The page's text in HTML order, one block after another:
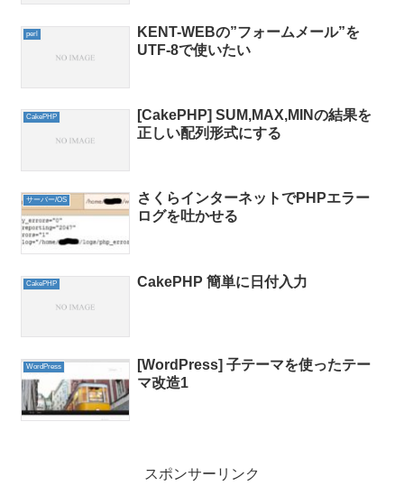
perl
KENT-WEBの”フォームメール”を
UTF-8で使いたい
CakePHP
[CakePHP] SUM,MAX,MINの結果を
正しい配列形式にする
サーバー/OS
さくらインターネットでPHPエラー
ログを吐かせる
CakePHP CakePHP 簡単に日付入力
WordPress
[WordPress] 子テーマを使ったテー
マ改造1
スポンサーリンク